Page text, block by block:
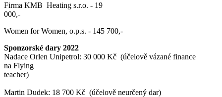
Firma KMB Heating s.r.o. - 19
000,-
Women for Women, o.p.s. - 145 700,-
Sponzorské dary 2022
Nadace Orlen Unipetrol: 30 000 Kč (účelově vázané finance
na Flying
teacher)
Martin Dudek: 18 700 Kč (účelově neurčený dar)